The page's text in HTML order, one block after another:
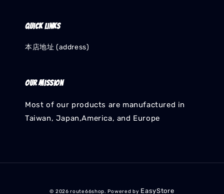
Quick links
本店地址 (address)
Our mission
Most of our products are manufactured in
Taiwan, Japan,America, and Europe
© 2026 route66shop. Powered by EasyStore